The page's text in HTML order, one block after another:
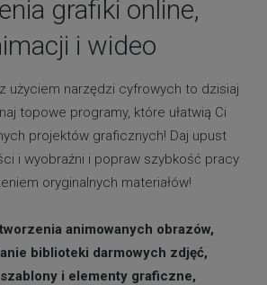
grafiki online,
i wideo
użyciem narzędzi cyfrowych to dzisiaj
topowe programy, które ułatwią Ci
projektów graficznych! Daj upust
i wyobraźni i popraw szybkość pracy
oryginalnych materiałów!
animowanych obrazów,
biblioteki darmowych zdjęć,
i elementy graficzne,